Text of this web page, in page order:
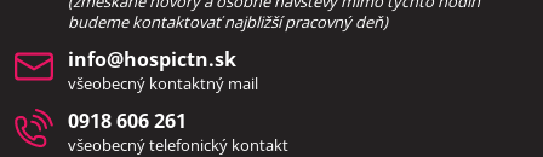
budeme kontaktovať najbližší pracovný deň)
info​@hospictn​.sk
všeobecný kontaktný mail
0918 606 261
všeobecný telefonický kontakt